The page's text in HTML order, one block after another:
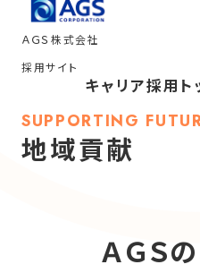
ＡＧＳ株式会社
採用サイト
キャリア採用トップ
ＡＧＳを知る
キャリア採用ト
SUPPORTING
地域貢献
ＡＧＳ